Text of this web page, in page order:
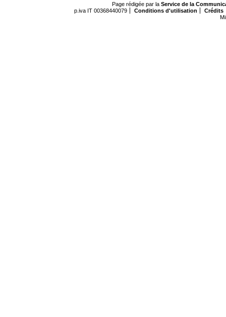
Page rédigée par la Service de la
p.iva IT 00368440079
Conditions d'utilisation
Crédits